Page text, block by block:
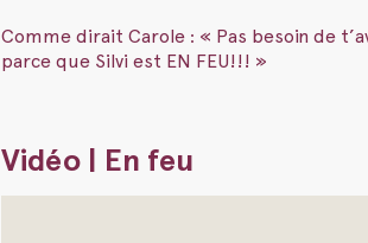
Comme dirait Carole : « Pas besoin de
parce que Silvi est EN FEU!!! »
Vidéo | En feu